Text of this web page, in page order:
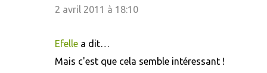
2 avril 2011 à 18:10
Efelle a dit…
Mais c'est que cela semble intéressant !